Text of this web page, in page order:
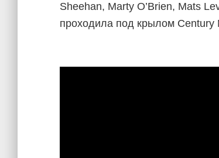
Sheehan, Marty O’Brien, Mats
проходила под крылом Century